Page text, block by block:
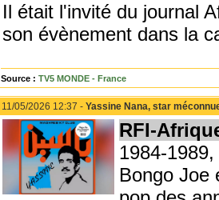
Il était l'invité du journal
son évènement dans la
Source : TV5 MONDE - France
11/05/2026 12:37 - Yassine Nana, star
RFI-
1984-
Bongo Joe